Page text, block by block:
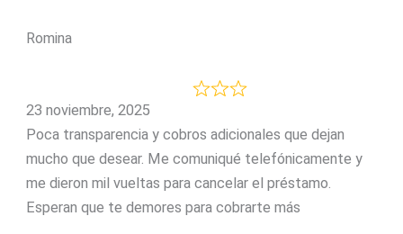
Romina
23 noviembre, 2025
Poca transparencia y cobros adicionales que dejan
mucho que desear. Me comuniqué telefónicamente y
me dieron mil vueltas para cancelar el préstamo.
Esperan que te demores para cobrarte más